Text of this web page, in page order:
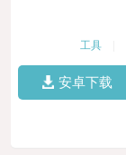
工具
安卓下载